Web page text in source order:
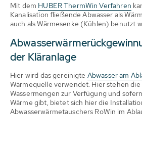
Mit dem HUBER ThermWin Verfahren
Kanalisation fließende Abwasser als
auch als Wärmesenke (Kühlen) benutzt
der Kläranlage
Hier wird das gereinigte Abwasser am
Wärmequelle verwendet. Hier stehen
Wassermengen zur Verfügung und
Wärme gibt, bietet sich hier die
Abwasserwärmetauschers RoWin im